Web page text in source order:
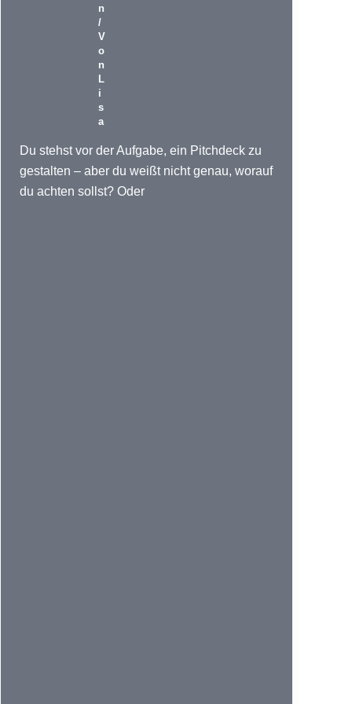
n
/
V
o
n
L
i
s
a
Du stehst vor der Aufgabe, ein Pitchdeck zu
gestalten – aber du weißt nicht genau, worauf
du achten sollst? Oder